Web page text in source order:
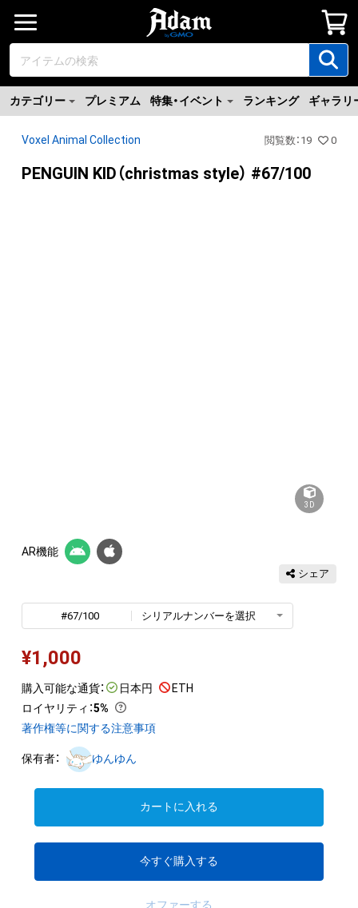
カテゴリー プレミアム 特集・イベント ランキング ギャラリ
Voxel Animal Collection 閲覧数 ： 19 0
PENGUIN KID（christmas style） #67/100
3D
AR機能
シェア
#67/100 シリアルナンバーを選択
¥1,000
購入可能な通貨： 日本円
ETH
ロイヤリティ ：5%
著作権等に関する注意事項
保有者： ゆんゆん
カートに入れる
今すぐ購入する
オファーする